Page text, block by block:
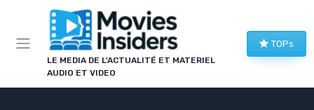
LE MEDIA DE L'ACTUALITÉ ET MATERIEL
AUDIO ET VIDEO
TOPs
Panneau de gestion des cookies